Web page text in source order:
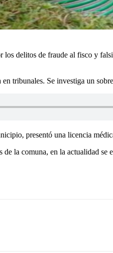
delitos de fraude al fisco y
tribunales. Se investiga un
presentó una licencia
la comuna, en la actualidad